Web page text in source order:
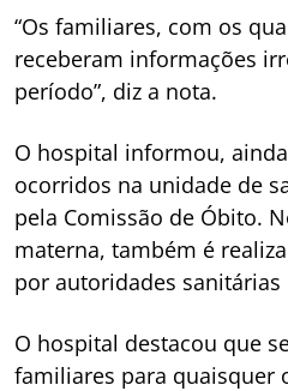
“Os familiares, com os
receberam informações
período”, diz a nota.
O hospital informou,
ocorridos na unidade de
pela Comissão de Óbito.
materna, também é
por autoridades sanitárias
O hospital destacou que
familiares para quaisquer